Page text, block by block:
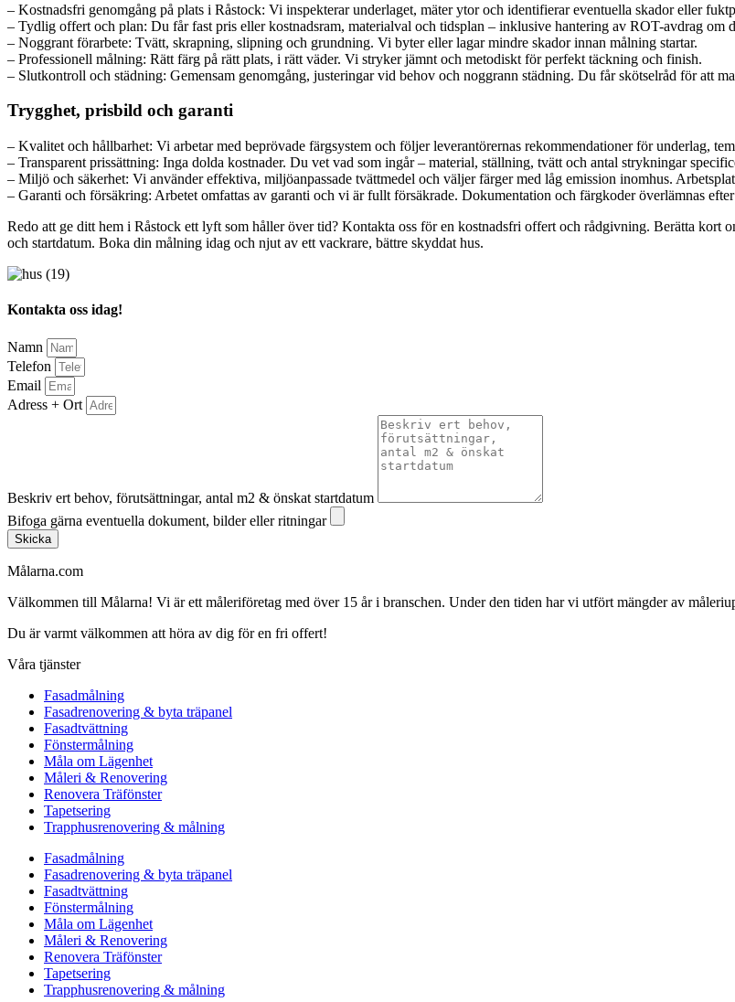
– Kostnadsfri genomgång på plats i Råstock: Vi inspekterar underlaget, mäter ytor och identifierar eventuella skador eller
– Tydlig offert och plan: Du får fast pris eller kostnadsram, materialval och tidsplan – inklusive hantering av ROT-avdrag om
– Noggrant förarbete: Tvätt, skrapning, slipning och grundning. Vi byter eller lagar mindre skador innan målning startar.
– Professionell målning: Rätt färg på rätt plats, i rätt väder. Vi stryker jämnt och metodiskt för perfekt täckning och finish.
– Slutkontroll och städning: Gemensam genomgång, justeringar vid behov och noggrann städning. Du får skötselråd för att
Trygghet, prisbild och garanti
– Kvalitet och hållbarhet: Vi arbetar med beprövade färgsystem och följer leverantörernas rekommendationer för underlag,
– Transparent prissättning: Inga dolda kostnader. Du vet vad som ingår – material, ställning, tvätt och antal strykningar
– Miljö och säkerhet: Vi använder effektiva, miljöanpassade tvättmedel och väljer färger med låg emission inomhus.
– Garanti och försäkring: Arbetet omfattas av garanti och vi är fullt försäkrade. Dokumentation och färgkoder överlämnas
Redo att ge ditt hem i Råstock ett lyft som håller över tid? Kontakta oss för en kostnadsfri offert och rådgivning. Berätta kort
och startdatum. Boka din målning idag och njut av ett vackrare, bättre skyddat hus.
Kontakta oss idag!
Namn
Telefon
Email
Adress + Ort
Beskriv ert behov, förutsättningar, antal m2 & önskat startdatum
Bifoga gärna eventuella dokument, bilder eller ritningar
Skicka
Målarna.com
Välkommen till Målarna! Vi är ett måleriföretag med över 15 år i branschen. Under den tiden har vi utfört mängder av
Du är varmt välkommen att höra av dig för en fri offert!
Våra tjänster
Fasadmålning
Fasadrenovering & byta träpanel
Fasadtvättning
Fönstermålning
Måla om Lägenhet
Måleri & Renovering
Renovera Träfönster
Tapetsering
Trapphusrenovering & målning
Fasadmålning
Fasadrenovering & byta träpanel
Fasadtvättning
Fönstermålning
Måla om Lägenhet
Måleri & Renovering
Renovera Träfönster
Tapetsering
Trapphusrenovering & målning